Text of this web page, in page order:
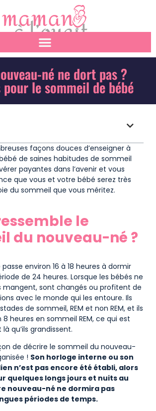
né ne dort pas ?
pour le sommeil de bébé
façons douces d’enseigner à
de saines habitudes de sommeil
payantes dans l’avenir et vous
que vous et votre bébé serez très
du sommeil que vous méritez.
le
du nouveau-né ?
environ 16 à 18 heures à dormir
de 24 heures. Lorsque les bébés ne
mangent, sont changés ou profitent de
avec le monde qui les entoure. Ils
de sommeil, REM et non REM, et ils
heures en sommeil REM, ce qui est
qu’ils grandissent.
de décrire le sommeil du nouveau-
! Son horloge interne ou son
n’est pas encore été établi, alors
quelques longs jours et nuits au
nouveau-né ne dormira pas
périodes de temps.